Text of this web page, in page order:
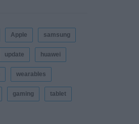
Apple samsung
update huawei
wearables
gaming tablet